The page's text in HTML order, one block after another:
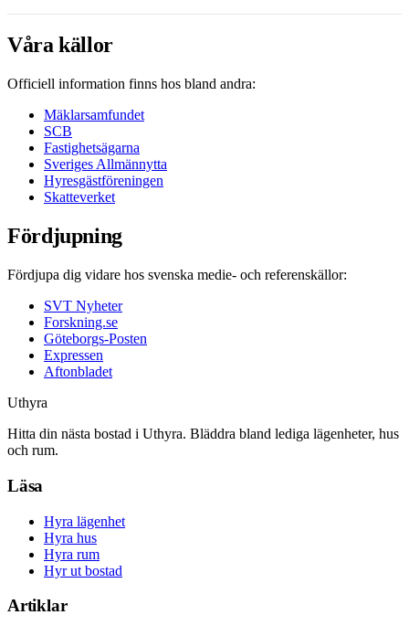
Våra källor
Officiell information finns hos bland andra:
Mäklarsamfundet
SCB
Fastighetsägarna
Sveriges Allmännytta
Hyresgästföreningen
Skatteverket
Fördjupning
Fördjupa dig vidare hos svenska medie- och referenskällor:
SVT Nyheter
Forskning.se
Göteborgs-Posten
Expressen
Aftonbladet
Uthyra
Hitta din nästa bostad i Uthyra. Bläddra bland lediga lägenheter, hus
och rum.
Läsa
Hyra lägenhet
Hyra hus
Hyra rum
Hyr ut bostad
Artiklar